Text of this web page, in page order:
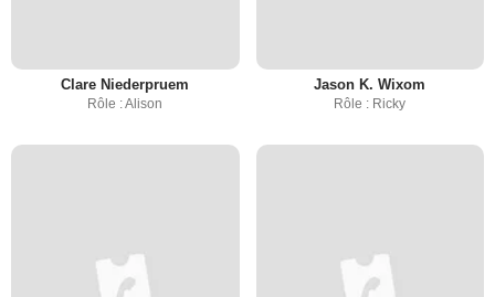
Clare Niederpruem
Rôle : Alison
Jason K. Wixom
Rôle : Ricky